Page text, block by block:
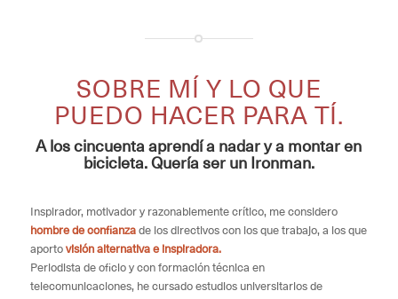
SOBRE MÍ Y LO QUE
PUEDO HACER PARA TÍ.
A los cincuenta aprendí a nadar y a montar en
bicicleta. Quería ser un Ironman.
Inspirador, motivador y razonablemente crítico, me considero
hombre de confianzade los directivos con los que trabajo, a los que
aportovisión alternativa e inspiradora.
Periodista de oficio y con formación técnica en
telecomunicaciones, he cursado estudios universitarios de